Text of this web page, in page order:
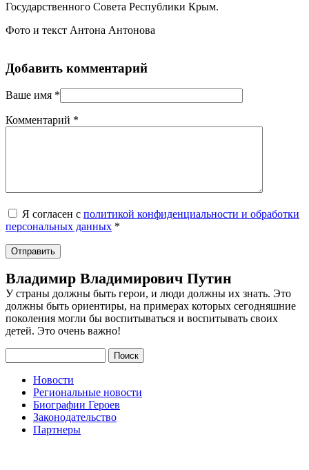
Государственного Совета Республики Крым.
Фото и текст Антона Антонова
Добавить комментарий
Ваше имя *
Комментарий *
Я согласен с политикой конфиденциальности и обработки
персональных данных *
Владимир Владимирович Путин
У страны должны быть герои, и люди должны их знать. Это
должны быть ориентиры, на примерах которых сегодняшние
поколения могли бы воспитываться и воспитывать своих
детей. Это очень важно!
Поиск
Новости
Региональные новости
Биографии Героев
Законодательство
Партнеры